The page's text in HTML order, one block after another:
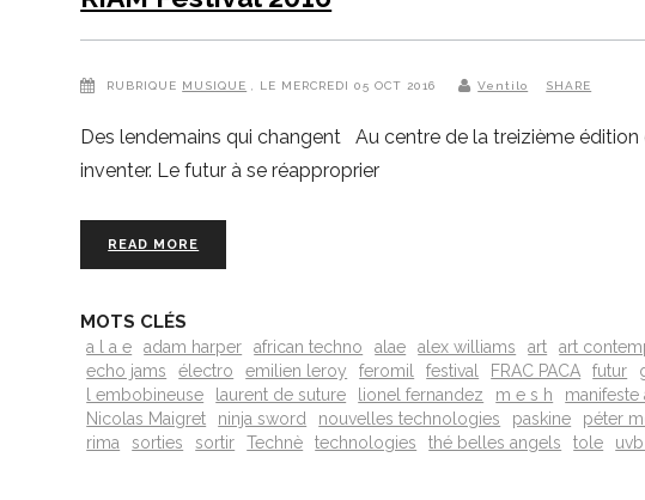
RUBRIQUE MUSIQUE , LE MERCREDI 05 OCT 2016 Ventilo SHARE
Des lendemains qui changent Au centre de la treizième édition
inventer. Le futur à se réapproprier
READ MORE
MOTS CLÉS
a l a e adam harper african techno alae alex williams art art
echo jams
électro emilien leroy feromil festival FRAC PACA futur
l embobineuse
laurent de suture lionel fernandez m e s h
Nicolas Maigret
ninja sword nouvelles technologies paskine péter
rima
sorties sortir Technè technologies thé belles angels tole